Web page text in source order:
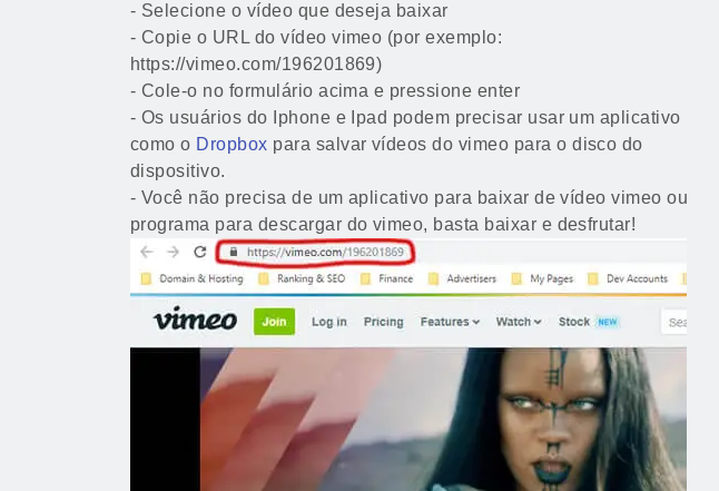
- Selecione o vídeo que deseja baixar
- Copie o URL do vídeo vimeo (por exemplo:
https://vimeo.com/196201869)
- Cole-o no formulário acima e pressione enter
- Os usuários do Iphone e Ipad podem precisar usar um aplicativo
como o Dropbox para salvar vídeos do vimeo para o disco do
dispositivo.
- Você não precisa de um aplicativo para baixar de vídeo vimeo ou
programa para descargar do vimeo, basta baixar e desfrutar!